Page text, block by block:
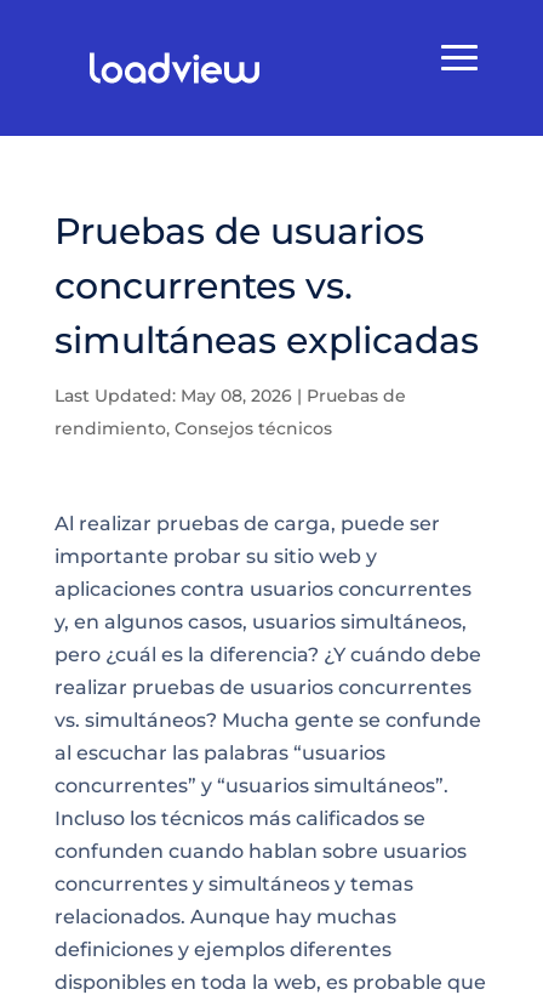
Pruebas de usuarios
concurrentes vs.
simultáneas explicadas
Last Updated: May 08, 2026| Pruebas de
rendimiento, Consejos técnicos
Al realizar pruebas de carga, puede ser
importante probar su sitio web y
aplicaciones contra usuarios concurrentes
y, en algunos casos, usuarios simultáneos,
pero ¿cuál es la diferencia? ¿Y cuándo debe
realizar pruebas de usuarios concurrentes
vs. simultáneos? Mucha gente se confunde
al escuchar las palabras “usuarios
concurrentes” y “usuarios simultáneos”.
Incluso los técnicos más calificados se
confunden cuando hablan sobre usuarios
concurrentes y simultáneos y temas
relacionados. Aunque hay muchas
definiciones y ejemplos diferentes
disponibles en toda la web, es probable que